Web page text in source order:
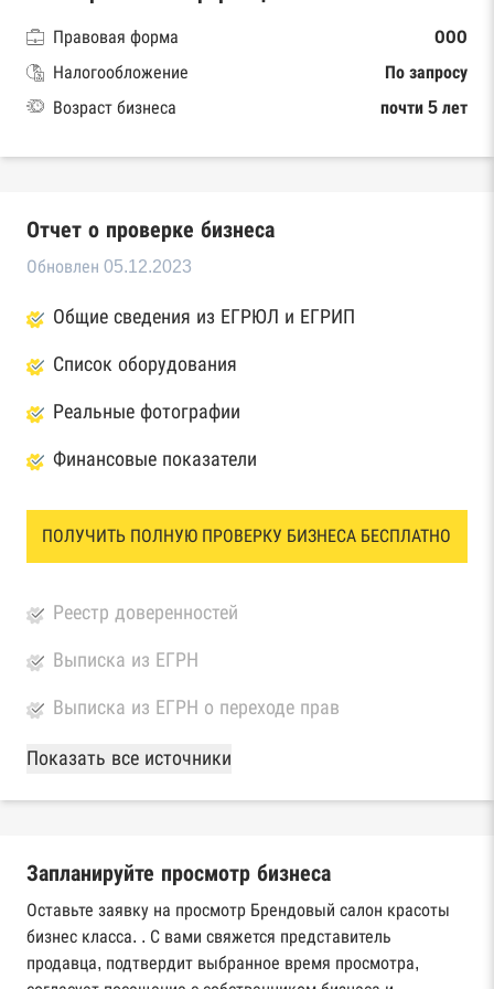
Правовая форма
ООО
Налогообложение
По запросу
Возраст бизнеса
почти 5 лет
Отчет о проверке бизнеса
Обновлен 05.12.2023
Общие сведения из ЕГРЮЛ и ЕГРИП
Список оборудования
Реальные фотографии
Финансовые показатели
ПОЛУЧИТЬ ПОЛНУЮ ПРОВЕРКУ БИЗНЕСА БЕСПЛАТНО
Реестр доверенностей
Выписка из ЕГРН
Выписка из ЕГРН о переходе прав
База Росстата
Реестры ЕГРЮЛ и ЕГРИП Федеральной
Реестр государственных контрактов
Федерального казначейства
Картотека арбитражных дел Высшего
Показать все источники
Запланируйте просмотр бизнеса
Оставьте заявку на просмотр Брендовый салон красоты
бизнес класса. . С вами свяжется представитель
продавца, подтвердит выбранное время просмотра,